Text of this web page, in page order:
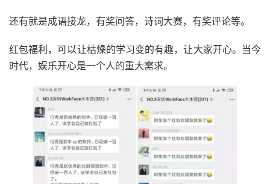
还有就是成语接龙，有奖问答，诗词大赛，有奖评论等。
红包福利，可以让枯燥的学习变的有趣，让大家开心。当今
时代，娱乐开心是一个人的重大需求。